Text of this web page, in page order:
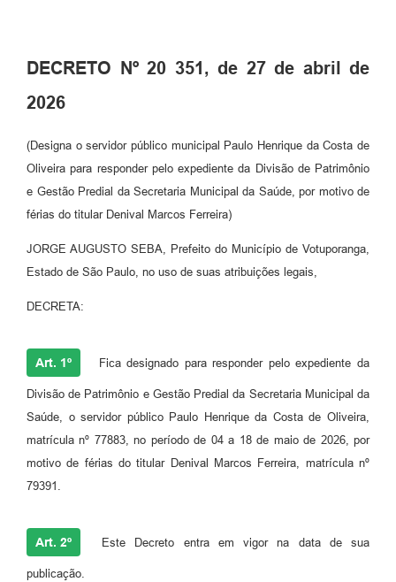
Links
DECRETO Nº 20 351, de 27 de abril de
2026
(Designa o servidor público municipal Paulo Henrique da Costa de
Oliveira para responder pelo expediente da Divisão de Patrimônio
e Gestão Predial da Secretaria Municipal da Saúde, por motivo de
férias do titular Denival Marcos Ferreira)
JORGE AUGUSTO SEBA, Prefeito do Município de Votuporanga,
Estado de São Paulo, no uso de suas atribuições legais,
DECRETA:
Art. 1º Fica designado para responder pelo expediente da
Divisão de Patrimônio e Gestão Predial da Secretaria Municipal da
Saúde, o servidor público Paulo Henrique da Costa de Oliveira,
matrícula nº 77883, no período de 04 a 18 de maio de 2026, por
motivo de férias do titular Denival Marcos Ferreira, matrícula nº
79391.
Art. 2º Este Decreto entra em vigor na data de sua
publicação.